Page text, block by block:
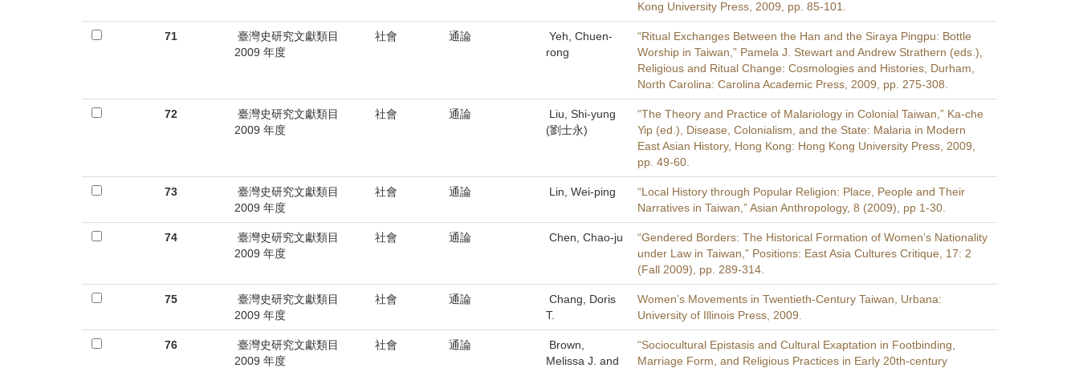
Kong University Press, 2009, pp. 85-101.
71
臺灣史研究文獻類目
2009 年度
社會 通論
Yeh, Chuen-
rong
“Ritual Exchanges Between the Han and the Siraya Pingpu: Bottle
Worship in Taiwan,” Pamela J. Stewart and Andrew Strathern (eds.),
Re­ligious and Ritual Change: Cosmologies and Histories, Durham,
North Carolina: Carolina Academic Press, 2009, pp. 275-308.
72
臺灣史研究文獻類目
2009 年度
社會 通論
Liu, Shi-yung
(劉士永)
“The Theory and Practice of Malariology in Colonial Taiwan,” Ka-che
Yip (ed.), Disease, Colonialism, and the State: Malaria in Modern
East Asian History, Hong Kong: Hong Kong University Press, 2009,
pp. 49-60.
73
臺灣史研究文獻類目
2009 年度
社會 通論 Lin, Wei-ping
“Local History through Popular Religion: Place, People and Their
Narratives in Taiwan,” Asian Anthropology, 8 (2009), pp 1-30.
74
臺灣史研究文獻類目
2009 年度
社會 通論 Chen, Chao-ju
“Gendered Borders: The Historical Formation of Women’s Nationality
under Law in Taiwan,” Positions: East Asia Cultures Critique, 17: 2
(Fall 2009), pp. 289-314.
75
臺灣史研究文獻類目
2009 年度
社會 通論
Chang, Doris
T.
Women’s Movements in Twentieth-Century Taiwan, Urbana:
University of Illinois Press, 2009.
76
臺灣史研究文獻類目
2009 年度
社會 通論
Brown,
Melissa J. and
“Sociocultural Epistasis and Cultural Exaptation in Footbinding,
Marriage Form, and Religious Practices in Early 20th-century